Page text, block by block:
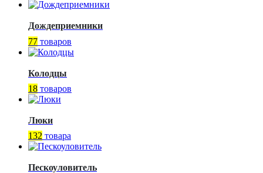
Дождеприемники
77 товаров
Колодцы
18 товаров
Люки
132 товара
Пескоуловитель